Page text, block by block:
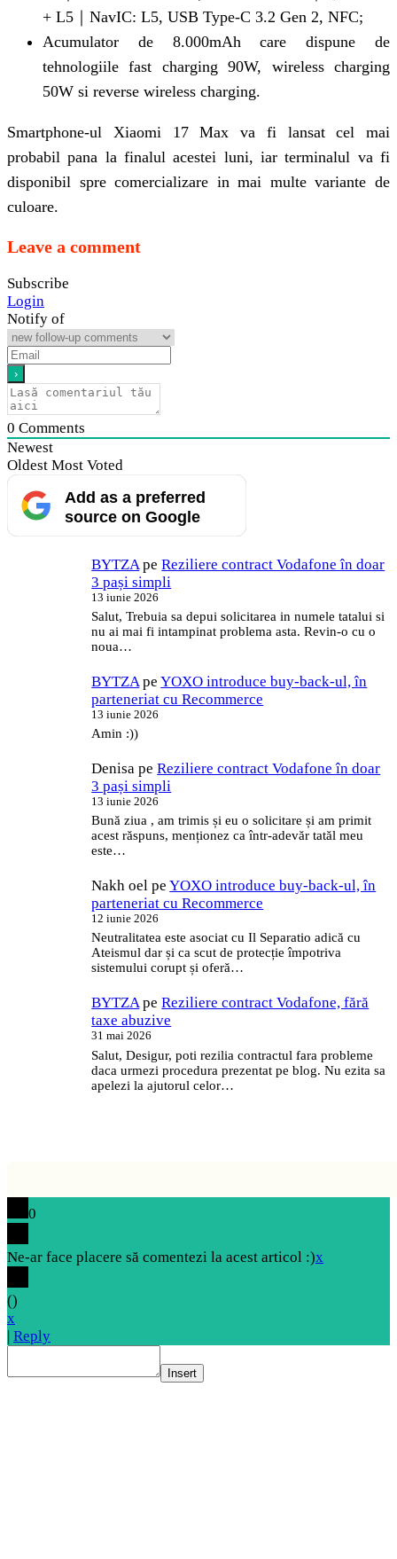
+ L5｜NavIC: L5, USB Type-C 3.2 Gen 2, NFC;
Acumulator de 8.000mAh care dispune de
tehnologiile fast charging 90W, wireless charging
50W si reverse wireless charging.
Smartphone-ul Xiaomi 17 Max va fi lansat cel mai
probabil pana la finalul acestei luni, iar terminalul va fi
disponibil spre comercializare in mai multe variante de
culoare.
Leave a comment
Subscribe
Login
Notify of
0 Comments
Newest
Oldest Most Voted
Add as a preferred
source on Google
BYTZA peReziliere contract Vodafone în doar
3 pași simpli
13 iunie 2026
Salut, Trebuia sa depui solicitarea in numele tatalui si
nu ai mai fi intampinat problema asta. Revin-o cu o
noua…
BYTZA peYOXO introduce buy-back-ul, în
parteneriat cu Recommerce
13 iunie 2026
Amin :))
Denisa peReziliere contract Vodafone în doar
3 pași simpli
13 iunie 2026
Bună ziua , am trimis și eu o solicitare și am primit
acest răspuns, menționez ca într-adevăr tatăl meu
este…
Nakh oel peYOXO introduce buy-back-ul, în
parteneriat cu Recommerce
12 iunie 2026
Neutralitatea este asociat cu Il Separatio adică cu
Ateismul dar și ca scut de protecție împotriva
sistemului corupt și oferă…
BYTZApeReziliere contract Vodafone, fără
taxe abuzive
31 mai 2026
Salut, Desigur, poti rezilia contractul fara probleme
daca urmezi procedura prezentat pe blog. Nu ezita sa
apelezi la ajutorul celor…
0
Ne-ar face placere să comentezi la acest articol :)x
()
x
Reply
Insert